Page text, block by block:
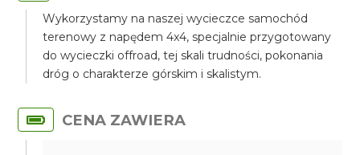
Wykorzystamy na naszej wycieczce samochód
terenowy z napędem 4x4, specjalnie przygotowany
do wycieczki offroad, tej skali trudności, pokonania
dróg o charakterze górskim i skalistym.
CENA ZAWIERA